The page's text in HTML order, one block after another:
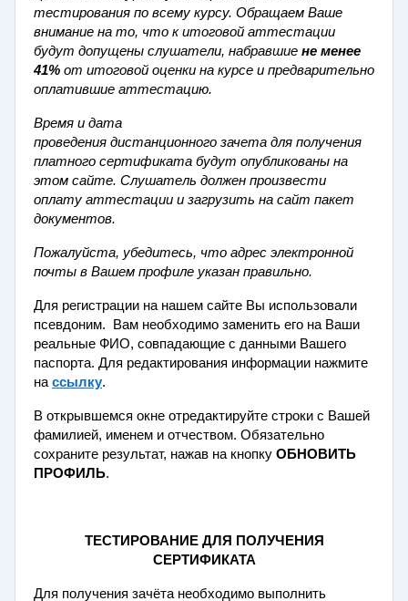
тестирования по всему курсу. Обращаем Ваше
внимание на то, что к итоговой аттестации
будут допущены слушатели, набравшие не менее
41% от итоговой оценки на курсе и предварительно
оплатившие аттестацию.
Время и дата
проведения дистанционного зачета для получения
платного сертификата будут опубликованы на
этом сайте. Слушатель должен произвести
оплату аттестации и загрузить на сайт пакет
документов.
Пожалуйста, убедитесь, что адрес электронной
почты в Вашем профиле указан правильно.
Для регистрации на нашем сайте Вы использовали
псевдоним. Вам необходимо заменить его на Ваши
реальные ФИО, совпадающие с данными Вашего
паспорта. Для редактирования информации нажмите
на ссылку.
В открывшемся окне отредактируйте строки с Вашей
фамилией, именем и отчеством. Обязательно
сохраните результат, нажав на кнопку ОБНОВИТЬ
ПРОФИЛЬ.
ТЕСТИРОВАНИЕ ДЛЯ ПОЛУЧЕНИЯ
СЕРТИФИКАТА
Для получения зачёта необходимо выполнить